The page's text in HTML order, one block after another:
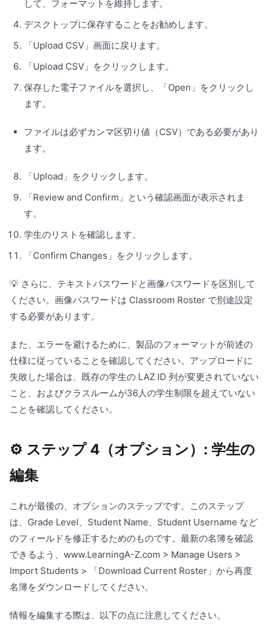
して、フォーマットを維持します。
デスクトップに保存することをお勧めします。
「Upload CSV」画面に戻ります。
「Upload CSV」をクリックします。
保存した電子ファイルを選択し、「Open」をクリックし
ます。
ファイルは必ずカンマ区切り値（CSV）である必要があり
ます。
「Upload」をクリックします。
「Review and Confirm」という確認画面が表示されま
す。
学生のリストを確認します。
「Confirm Changes」をクリックします。
💡 さらに、テキストパスワードと画像パスワードを区別して
ください。画像パスワードは Classroom Roster で別途設定
する必要があります。
また、エラーを避けるために、製品のフォーマットが前述の
仕様に従っていることを確認してください。アップロードに
失敗した場合は、既存の学生の LAZ ID 列が変更されていない
こと、およびクラスルームが36人の学生制限を超えていない
ことを確認してください。
⚙️ ステップ 4（オプション）: 学生の
編集
これが最後の、オプションのステップです。このステップ
は、Grade Level、Student Name、Student Username など
のフィールドを修正するためのものです。最新の名簿を確認
できるよう、www.LearningA-Z.com > Manage Users >
Import Students > 「Download Current Roster」から再度
名簿をダウンロードしてください。
情報を編集する際は、以下の点に注意してください。